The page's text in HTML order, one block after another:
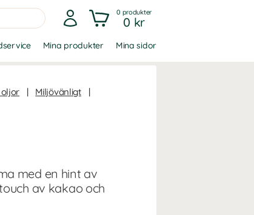
0 produkter
0 kr
Mina produkter Mina sidor
| Miljövänligt
|
med en hint av
av kakao och